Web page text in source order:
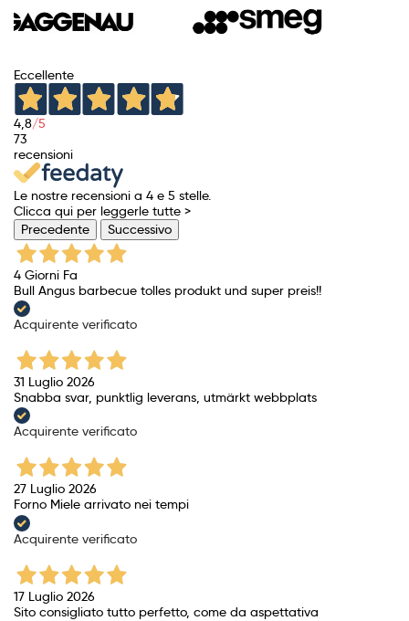
Eccellente
4,8/5
73
recensioni
Le nostre recensioni a 4 e 5 stelle.
Clicca qui per leggerle tutte >
Precedente
Successivo
4 Giorni Fa
Bull Angus barbecue tolles produkt und super preis!!
Acquirente verificato
31 Luglio 2026
Snabba svar, punktlig leverans, utmärkt webbplats
Acquirente verificato
27 Luglio 2026
Forno Miele arrivato nei tempi
Acquirente verificato
17 Luglio 2026
Sito consigliato tutto perfetto, come da aspettativa